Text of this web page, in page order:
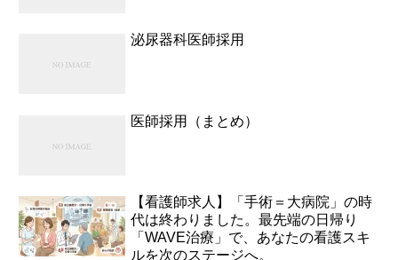
泌尿器科医師採用
医師採用（まとめ）
【看護師求人】「手術＝大病院」の時
代は終わりました。最先端の日帰り
「WAVE治療」で、あなたの看護スキ
ルを次のステージへ。